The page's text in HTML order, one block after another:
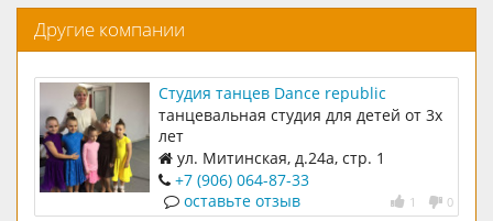
Другие компании
Студия танцев Dance republic
танцевальная студия для детей от 3х
лет
ул. Митинская, д.24а, стр. 1
+7 (906) 064-87-33
1 0
оставьте отзыв